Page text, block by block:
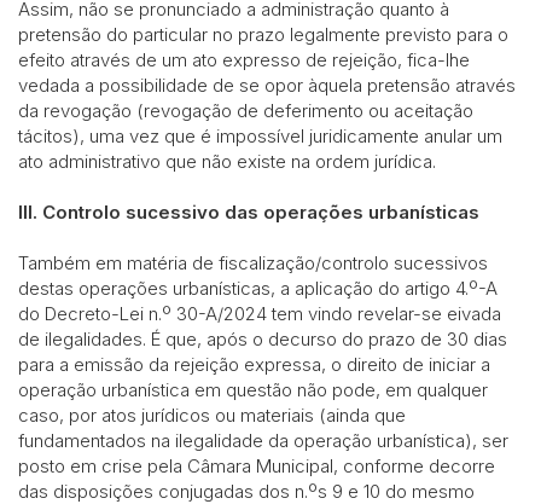
Assim, não se pronunciado a administração quanto à
pretensão do particular no prazo legalmente previsto para o
efeito através de um ato expresso de rejeição, fica-lhe
vedada a possibilidade de se opor àquela pretensão através
da revogação (revogação de deferimento ou aceitação
tácitos), uma vez que é impossível juridicamente anular um
ato administrativo que não existe na ordem jurídica.
III. Controlo sucessivo das operações urbanísticas
Também em matéria de fiscalização/controlo sucessivos
destas operações urbanísticas, a aplicação do artigo 4.º-A
do Decreto-Lei n.º 30-A/2024 tem vindo revelar-se eivada
de ilegalidades. É que, após o decurso do prazo de 30 dias
para a emissão da rejeição expressa, o direito de iniciar a
operação urbanística em questão não pode, em qualquer
caso, por atos jurídicos ou materiais (ainda que
fundamentados na ilegalidade da operação urbanística), ser
posto em crise pela Câmara Municipal, conforme decorre
das disposições conjugadas dos n.ºs 9 e 10 do mesmo